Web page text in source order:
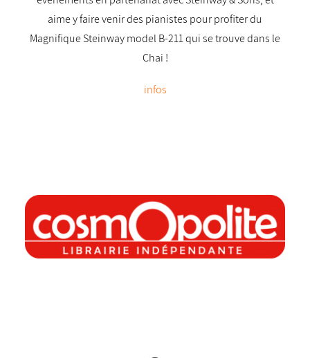
aime y faire venir des pianistes pour profiter du
Magnifique Steinway model B-211 qui se trouve dans le
Chai !
infos